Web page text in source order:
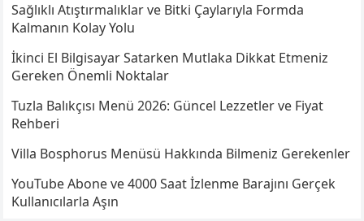
Sağlıklı Atıştırmalıklar ve Bitki Çaylarıyla Formda
Kalmanın Kolay Yolu
İkinci El Bilgisayar Satarken Mutlaka Dikkat Etmeniz
Gereken Önemli Noktalar
Tuzla Balıkçısı Menü 2026: Güncel Lezzetler ve Fiyat
Rehberi
Villa Bosphorus Menüsü Hakkında Bilmeniz Gerekenler
YouTube Abone ve 4000 Saat İzlenme Barajını Gerçek
Kullanıcılarla Aşın